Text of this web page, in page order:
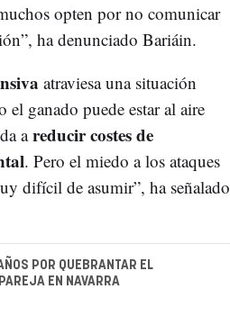
opten por no comunicar
ha denunciado Bariáin.
atraviesa una situación
el ganado puede estar al aire
areducir costes de
. Pero el miedo a los ataques
difícil de asumir”, ha señalado
POR QUEBRANTAR EL
EN NAVARRA